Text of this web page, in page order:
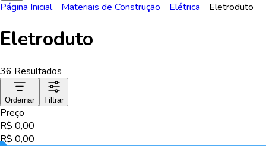
Página Inicial Materiais de Construção Elétrica Eletroduto
Eletroduto
36 Resultados
Ordernar Filtrar
Preço
R$ 0,00
R$ 0,00